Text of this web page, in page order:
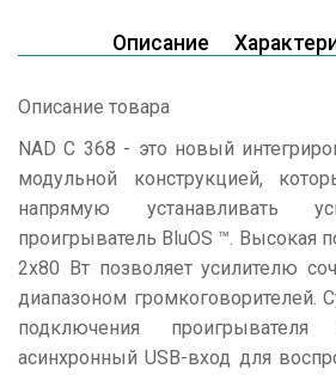
Описание
Описание товара
NAD C 368 - это новый
модульной конструкцией,
напрямую устанавливать
проигрыватель BluOS ™. Высокая
2x80 Вт позволяет усилителю
диапазоном громкоговорителей.
подключения
асинхронный USB-вход для